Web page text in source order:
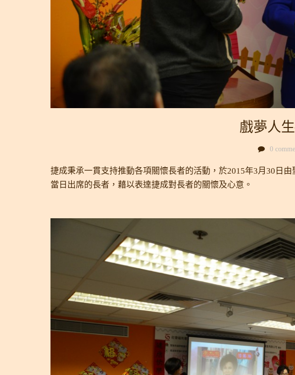
戲夢人
0
捷成秉承一貫支持推動各項關懷長者的活動，於2015年3月30日
當日出席的長者，藉以表達捷成對長者的關懷及心意。